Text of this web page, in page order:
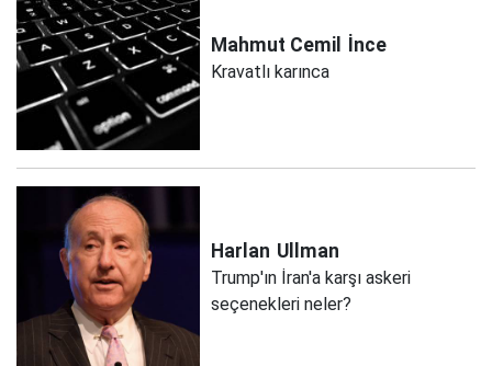
Mahmut Cemil İnce
Kravatlı karınca
Harlan Ullman
Trump'ın İran'a karşı askeri
seçenekleri neler?